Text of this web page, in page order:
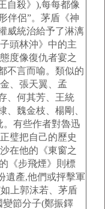
自殺》),每每都像
伴侶”。茅盾《神
威統治給予了淋漓
頭林沖》中的主
度像復仇者宴之
不言而喻。類似的
、張天翼、孟
、何其芳、王統
、魏金枝、楊剛、
。有些作者對魯迅
璧把自己的歷史
在他的《東窗之
《步飛煙》則標
產,他們或抨擊軍
上郭沫若、茅盾
變節分子(鄭振鐸